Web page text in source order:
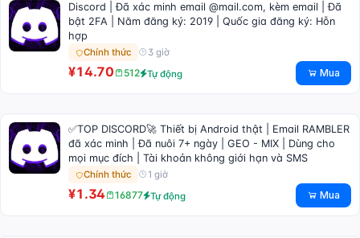
Discord | Đã xác minh email @mail.com, kèm email | Đã
bật 2FA | Năm đăng ký: 2019 | Quốc gia đăng ký: Hỗn
hợp
Chính thức 3 giờ
¥14.70 512 Tự động Mua
✅TOP DISCORD🚀 Thiết bị Android thật | Email RAMBLER
đã xác minh | Đã nuôi 7+ ngày | GEO - MIX | Dùng cho
mọi mục đích | Tài khoản không giới hạn và SMS
Chính thức 1 giờ
¥1.34 16877 Tự động Mua